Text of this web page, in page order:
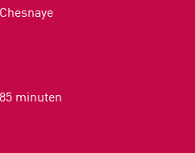
minuten